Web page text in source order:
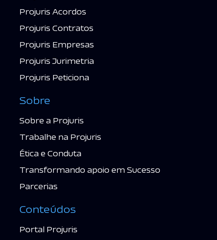
Projuris Acordos
Projuris Contratos
Projuris Empresas
Projuris Jurimetria
Projuris Peticiona
Sobre
Sobre a Projuris
Trabalhe na Projuris
Ética e Conduta
Transformando apoio em Sucesso
Parcerias
Conteúdos
Portal Projuris